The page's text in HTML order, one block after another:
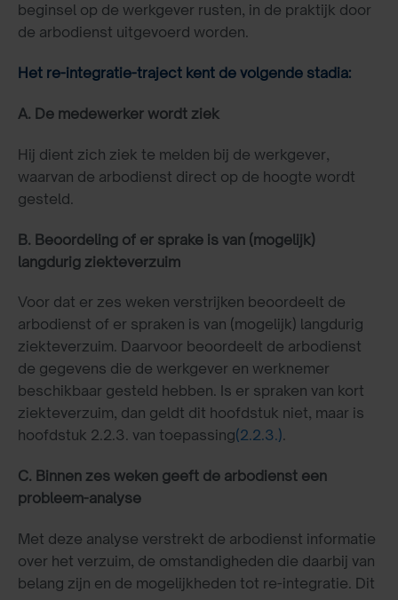
beginsel op de werkgever rusten, in de praktijk door
de arbodienst uitgevoerd worden.
Het re-integratie-traject kent de volgende stadia:
A. De medewerker wordt ziek
Hij dient zich ziek te melden bij de werkgever,
waarvan de arbodienst direct op de hoogte wordt
gesteld.
B. Beoordeling of er sprake is van (mogelijk)
langdurig ziekteverzuim
Voor dat er zes weken verstrijken beoordeelt de
arbodienst of er spraken is van (mogelijk) langdurig
ziekteverzuim. Daarvoor beoordeelt de arbodienst
de gegevens die de werkgever en werknemer
beschikbaar gesteld hebben. Is er spraken van kort
ziekteverzuim, dan geldt dit hoofdstuk niet, maar is
hoofdstuk 2.2.3. van toepassing(2.2.3.).
C. Binnen zes weken geeft de arbodienst een
probleem-analyse
Met deze analyse verstrekt de arbodienst informatie
over het verzuim, de omstandigheden die daarbij van
belang zijn en de mogelijkheden tot re-integratie. Dit